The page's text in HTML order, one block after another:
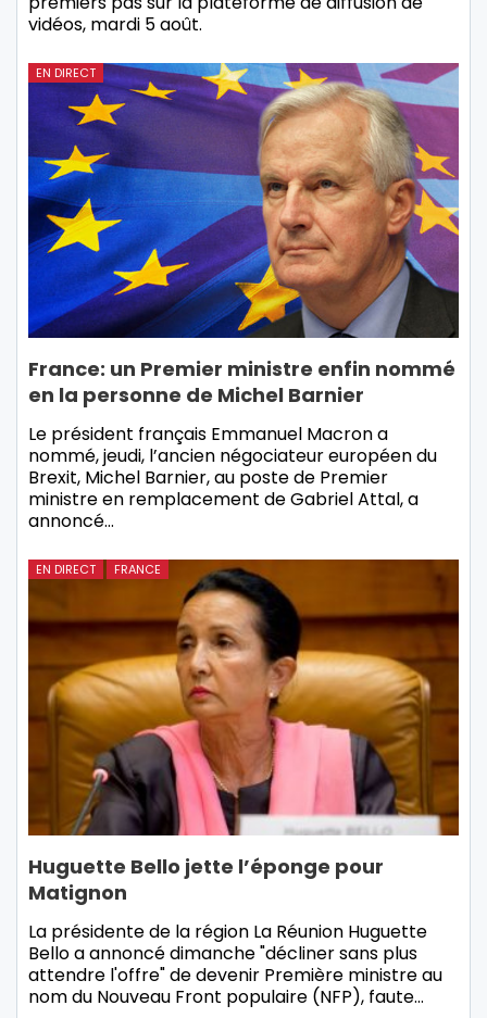
vidéos, mardi 5 août.
EN DIRECT
France: un Premier ministre enfin nommé
en la personne de Michel Barnier
Le président français Emmanuel Macron a
nommé, jeudi, l’ancien négociateur européen du
Brexit, Michel Barnier, au poste de Premier
ministre en remplacement de Gabriel Attal, a
annoncé…
EN DIRECT FRANCE
Huguette Bello jette l’éponge pour
Matignon
La présidente de la région La Réunion Huguette
Bello a annoncé dimanche "décliner sans plus
attendre l'offre" de devenir Première ministre au
nom du Nouveau Front populaire (NFP), faute…